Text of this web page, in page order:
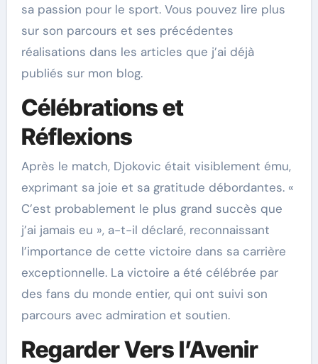
sa passion pour le sport. Vous pouvez lire plus
sur son parcours et ses précédentes
réalisations dans les articles que j’ai déjà
publiés sur mon blog.
Célébrations et
Réflexions
Après le match, Djokovic était visiblement ému,
exprimant sa joie et sa gratitude débordantes. «
C’est probablement le plus grand succès que
j’ai jamais eu », a-t-il déclaré, reconnaissant
l’importance de cette victoire dans sa carrière
exceptionnelle. La victoire a été célébrée par
des fans du monde entier, qui ont suivi son
parcours avec admiration et soutien.
Regarder Vers l’Avenir